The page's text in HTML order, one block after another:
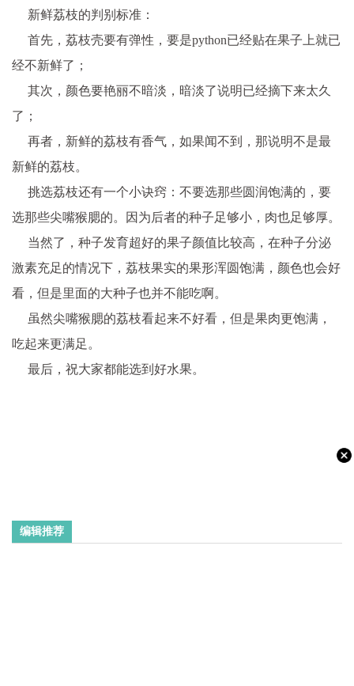
新鲜荔枝的判别标准：
首先，荔枝壳要有弹性，要是python已经贴在果子上就已
经不新鲜了；
其次，颜色要艳丽不暗淡，暗淡了说明已经摘下来太久
了；
再者，新鲜的荔枝有香气，如果闻不到，那说明不是最
新鲜的荔枝。
挑选荔枝还有一个小诀窍：不要选那些圆润饱满的，要
选那些尖嘴猴腮的。因为后者的种子足够小，肉也足够厚。
当然了，种子发育超好的果子颜值比较高，在种子分泌
激素充足的情况下，荔枝果实的果形浑圆饱满，颜色也会好
看，但是里面的大种子也并不能吃啊。
虽然尖嘴猴腮的荔枝看起来不好看，但是果肉更饱满，
吃起来更满足。
最后，祝大家都能选到好水果。
编辑推荐